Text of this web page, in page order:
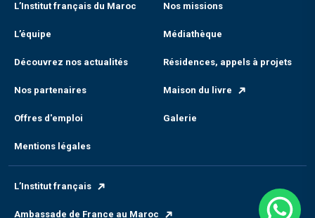
L’Institut français du Maroc Nos missions
L’équipe Médiathèque
Découvrez nos actualités Résidences, appels à projets
Nos partenaires Maison du livre
Offres d'emploi Galerie
Mentions légales
L’Institut français
Ambassade de France au Maroc